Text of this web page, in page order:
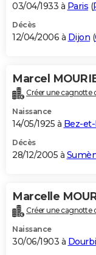
03/04/1933 à Paris (
Décès
12/04/2006 à Dijon (
Marcel
Créer une cagnotte
Naissance
14/05/1925 à Bez-
Décès
28/12/2005 à
Marcelle
Créer une cagnotte
Naissance
30/06/1903 à